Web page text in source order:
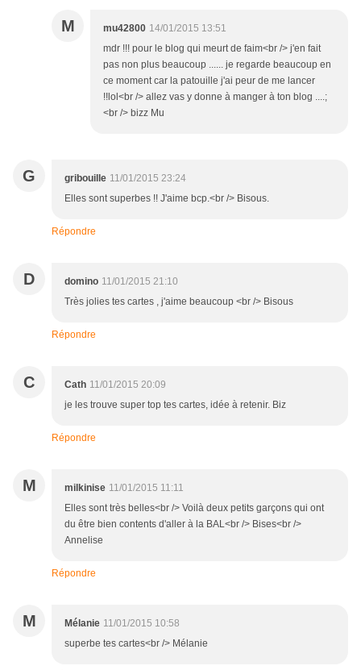
M mu42800 14/01/2015 13:51
mdr !!! pour le blog qui meurt de faim<br /> j'en fait
pas non plus beaucoup ...... je regarde beaucoup en
ce moment car la patouille j'ai peur de me lancer
!!lol<br /> allez vas y donne à manger à ton blog ....;
<br /> bizz Mu
G gribouille 11/01/2015 23:24
Elles sont superbes !! J'aime bcp.<br /> Bisous.
Répondre
D domino 11/01/2015 21:10
Très jolies tes cartes , j'aime beaucoup <br /> Bisous
Répondre
C Cath 11/01/2015 20:09
je les trouve super top tes cartes, idée à retenir. Biz
Répondre
M milkinise 11/01/2015 11:11
Elles sont très belles<br /> Voilà deux petits garçons qui ont
du être bien contents d'aller à la BAL<br /> Bises<br />
Annelise
Répondre
M Mélanie 11/01/2015 10:58
superbe tes cartes<br /> Mélanie